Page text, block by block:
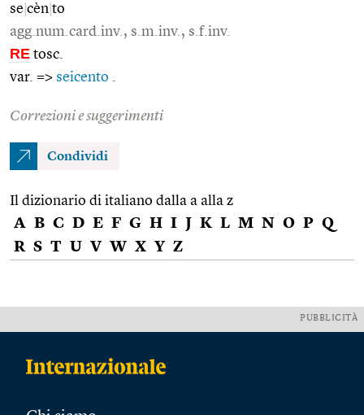
se cèn to
agg.num.card.inv., s.m.inv., s.f.inv.
RE tosc.
var. => seicento
Correzioni e suggerimenti
Condividi
Il dizionario di italiano dalla a alla z
A B C D E F G H I J K L M N O P Q
R S T U V W X Y Z
PUBBLICITÀ